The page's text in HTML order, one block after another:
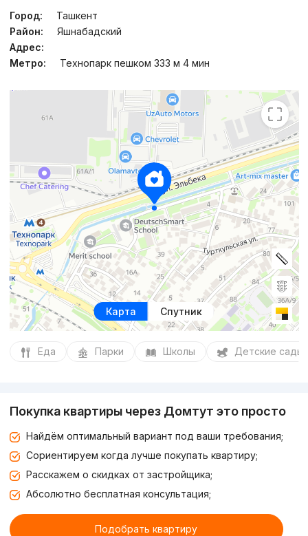
Город:
Ташкент
Район:
Яшнабадский
Адрес:
Метро:
Технопарк пешком 333 м 4 мин
Карта Спутник
Еда Парки Школы Детские сады
Покупка квартиры через Домтут это просто
Найдём оптимальный вариант под ваши требования;
Сориентируем когда лучше покупать квартиру;
Расскажем о скидках от застройщика;
Абсолютно бесплатная консультация;
Подобрать квартиру